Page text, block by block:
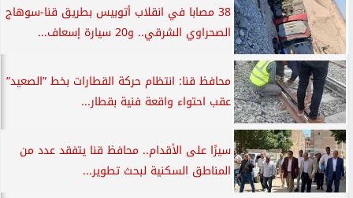
38 مصابا في انقلاب أتوبيس بطريق قنا-سوهاج
الصحراوي الشرقي.. و20 سيارة إسعاف...
محافظ قنا: انتظام حركة القطارات بخط ”الصعيد”
عقب احتواء واقعة فنية بقطار...
سيرًا على الأقدام.. محافظ قنا يتفقد عدد من
المناطق السكنية لبحث تطوير...